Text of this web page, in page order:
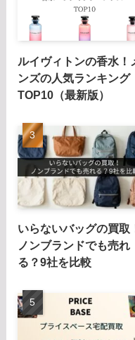
ルイヴィトンの香水！
ンズの人気ランキング
TOP10（最新版）
いらないバッグの買取
ノンブランドでも売れ
る？9社を比較